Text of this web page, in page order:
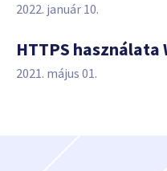
2022. január 10.
HTTPS használata
2021. május 01.